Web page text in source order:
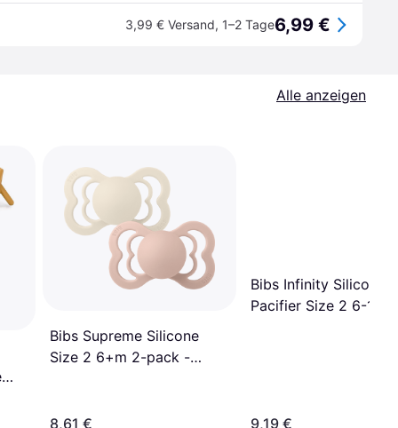
3,99 € Versand, 1–2 Tage6,99 €
Alle anzeigen
Bibs Supreme Silicone
Size 2 6+m 2-pack -
8,61 €
Bibs Infinity Silicone
Pacifier Size 2 6-
9,19 €